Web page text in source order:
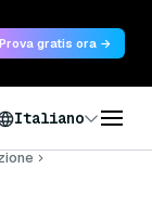
Prova gratis ora →
Italiano